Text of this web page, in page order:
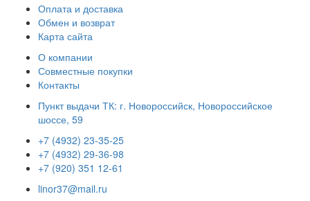
Оплата и доставка
Обмен и возврат
Карта сайта
О компании
Совместные покупки
Контакты
Пункт выдачи ТК: г. Новороссийск, Новороссийское
шоссе, 59
+7 (4932) 23-35-25
+7 (4932) 29-36-98
+7 (920) 351 12-61
linor37@mail.ru